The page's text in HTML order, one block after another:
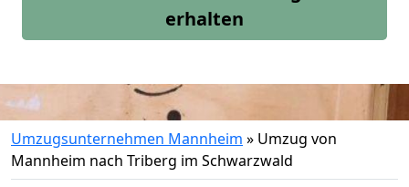
erhalten
Umzugsunternehmen Mannheim » Umzug von
Mannheim nach Triberg im Schwarzwald